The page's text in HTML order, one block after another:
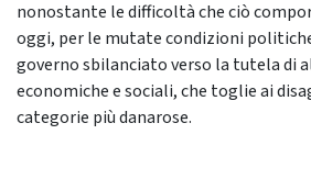
nonostante le difficoltà che ciò
oggi, per le mutate condizioni
governo sbilanciato verso la tutela di
economiche e sociali, che toglie ai
categorie più danarose.